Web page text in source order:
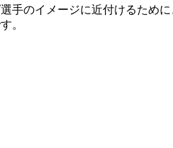
のイメージに近付けるため
。